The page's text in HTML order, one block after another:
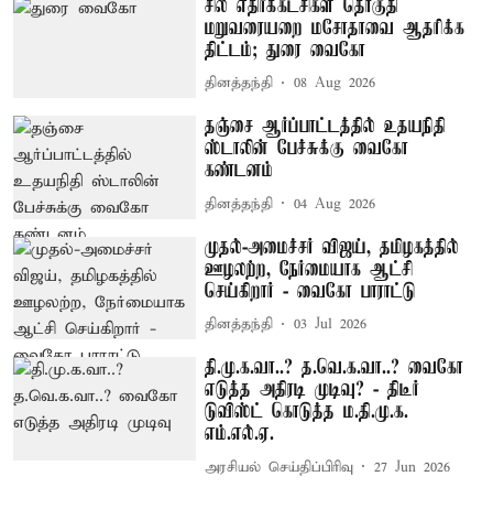
சில எதிர்க்கட்சிகள் தொகுதி
மறுவரையறை மசோதாவை ஆதரிக்க
திட்டம்; துரை வைகோ
தினத்தந்தி 08 Aug 2026
தஞ்சை ஆர்ப்பாட்டத்தில் உதயநிதி
ஸ்டாலின் பேச்சுக்கு வைகோ
கண்டனம்
தினத்தந்தி 04 Aug 2026
முதல்-அமைச்சர் விஜய், தமிழகத்தில்
ஊழலற்ற, நேர்மையாக ஆட்சி
செய்கிறார் - வைகோ பாராட்டு
தினத்தந்தி 03 Jul 2026
தி.மு.க.வா..? த.வெ.க.வா..? வைகோ
எடுத்த அதிரடி முடிவு? - திடீர்
டுவிஸ்ட் கொடுத்த ம.தி.மு.க.
எம்.எல்.ஏ.
அரசியல் செய்திப்பிரிவு 27 Jun 2026